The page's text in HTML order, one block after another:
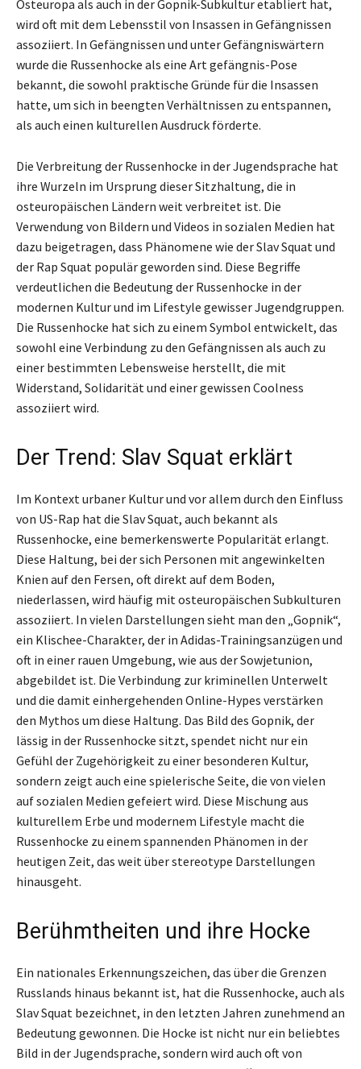
Osteuropa als auch in der Gopnik-Subkultur etabliert hat,
wird oft mit dem Lebensstil von Insassen in Gefängnissen
assoziiert. In Gefängnissen und unter Gefängniswärtern
wurde die Russenhocke als eine Art gefängnis-Pose
bekannt, die sowohl praktische Gründe für die Insassen
hatte, um sich in beengten Verhältnissen zu entspannen,
als auch einen kulturellen Ausdruck förderte.
Die Verbreitung der Russenhocke in der Jugendsprache hat
ihre Wurzeln im Ursprung dieser Sitzhaltung, die in
osteuropäischen Ländern weit verbreitet ist. Die
Verwendung von Bildern und Videos in sozialen Medien hat
dazu beigetragen, dass Phänomene wie der Slav Squat und
der Rap Squat populär geworden sind. Diese Begriffe
verdeutlichen die Bedeutung der Russenhocke in der
modernen Kultur und im Lifestyle gewisser Jugendgruppen.
Die Russenhocke hat sich zu einem Symbol entwickelt, das
sowohl eine Verbindung zu den Gefängnissen als auch zu
einer bestimmten Lebensweise herstellt, die mit
Widerstand, Solidarität und einer gewissen Coolness
assoziiert wird.
Der Trend: Slav Squat erklärt
Im Kontext urbaner Kultur und vor allem durch den Einfluss
von US-Rap hat die Slav Squat, auch bekannt als
Russenhocke, eine bemerkenswerte Popularität erlangt.
Diese Haltung, bei der sich Personen mit angewinkelten
Knien auf den Fersen, oft direkt auf dem Boden,
niederlassen, wird häufig mit osteuropäischen Subkulturen
assoziiert. In vielen Darstellungen sieht man den „Gopnik“,
ein Klischee-Charakter, der in Adidas-Trainingsanzügen und
oft in einer rauen Umgebung, wie aus der Sowjetunion,
abgebildet ist. Die Verbindung zur kriminellen Unterwelt
und die damit einhergehenden Online-Hypes verstärken
den Mythos um diese Haltung. Das Bild des Gopnik, der
lässig in der Russenhocke sitzt, spendet nicht nur ein
Gefühl der Zugehörigkeit zu einer besonderen Kultur,
sondern zeigt auch eine spielerische Seite, die von vielen
auf sozialen Medien gefeiert wird. Diese Mischung aus
kulturellem Erbe und modernem Lifestyle macht die
Russenhocke zu einem spannenden Phänomen in der
heutigen Zeit, das weit über stereotype Darstellungen
hinausgeht.
Berühmtheiten und ihre Hocke
Ein nationales Erkennungszeichen, das über die Grenzen
Russlands hinaus bekannt ist, hat die Russenhocke, auch als
Slav Squat bezeichnet, in den letzten Jahren zunehmend an
Bedeutung gewonnen. Die Hocke ist nicht nur ein beliebtes
Bild in der Jugendsprache, sondern wird auch oft von